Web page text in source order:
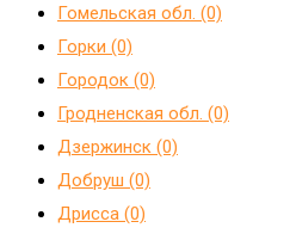
Гомельская обл. (0)
Горки (0)
Городок (0)
Гродненская обл. (0)
Дзержинск (0)
Добруш (0)
Дрисса (0)